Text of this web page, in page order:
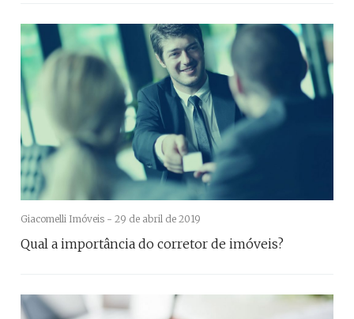
Giacomelli Imóveis - 29 de abril de 2019
Qual a importância do corretor de imóveis?